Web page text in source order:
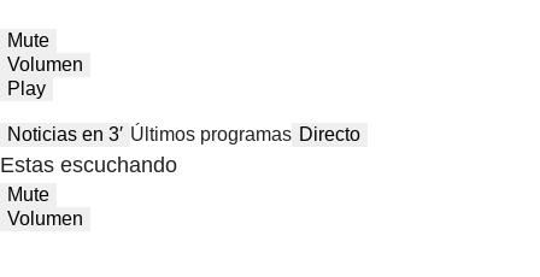
Mute
Volumen
Play
Noticias en 3′ Últimos programas Directo
Estas escuchando
Mute
Volumen